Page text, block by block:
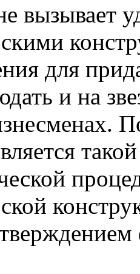
вызывает
для
и на